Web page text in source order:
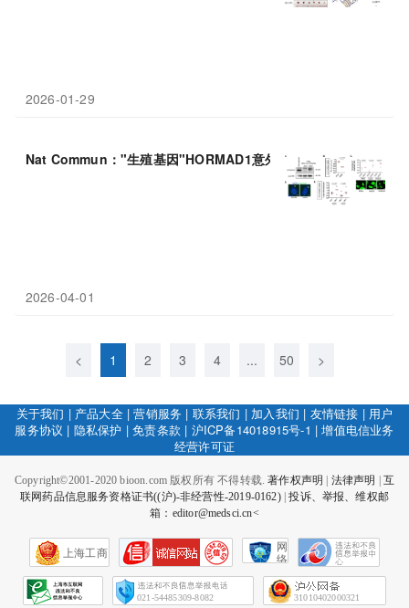
2026-01-29
Nat Commun："生殖基因"HORMAD1意外激活成三阴性乳腺癌
2026-04-01
< 1 2 3 4 ... 50 >
关于我们 | 产品大全|营销服务 | 联系我们 | 加入我们 | 友情链接 | 用户
服务协议 | 隐私保护 |免责条款 | 沪ICP备14018915号-1 |增值电信业务
经营许可证
Copyright©2001-2020 bioon.com 版权所有 不得转载.著作权声明 法律声明
互
联网药品信息服务资格证书((沪)-非经营性-2019-0162)|投诉、举报、维权邮
箱：editor@medsci.cn<
上海工商
网
络
会
征
021-54485309-8082 31010402000321